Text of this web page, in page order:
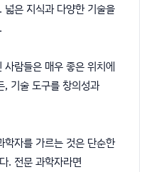
넓은 지식과 다양한 기술을
람들은 매우 좋은 위치에
, 기술 도구를 창의성과
학자를 가르는 것은 단순한
. 전문 과학자라면